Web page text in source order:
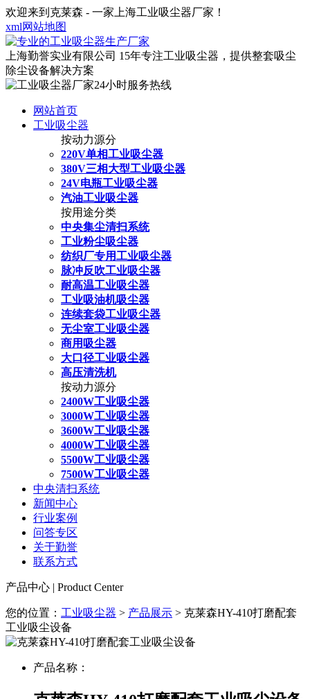
欢迎来到克莱森 - 一家上海工业吸尘器厂家！
xml网站地图
上海勤誉实业有限公司 15年专注工业吸尘器，提供整套吸尘
除尘设备解决方案
网站首页
工业吸尘器
按动力源分
220V单相工业吸尘器
380V三相大型工业吸尘器
24V电瓶工业吸尘器
汽油工业吸尘器
按用途分类
中央集尘清扫系统
工业粉尘吸尘器
纺织厂专用工业吸尘器
脉冲反吹工业吸尘器
耐高温工业吸尘器
工业吸油机吸尘器
连续套袋工业吸尘器
无尘室工业吸尘器
商用吸尘器
大口径工业吸尘器
高压清洗机
按动力源分
2400W工业吸尘器
3000W工业吸尘器
3600W工业吸尘器
4000W工业吸尘器
5500W工业吸尘器
7500W工业吸尘器
中央清扫系统
新闻中心
行业案例
问答专区
关于勤誉
联系方式
产品中心 | Product Center
您的位置： 工业吸尘器 > 产品展示 > 克莱森HY-410打磨配套
工业吸尘设备
产品名称：